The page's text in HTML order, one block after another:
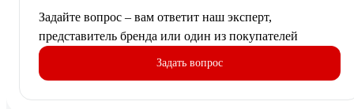
Задайте вопрос – вам ответит наш эксперт,
представитель бренда или один из покупателей
Задать вопрос